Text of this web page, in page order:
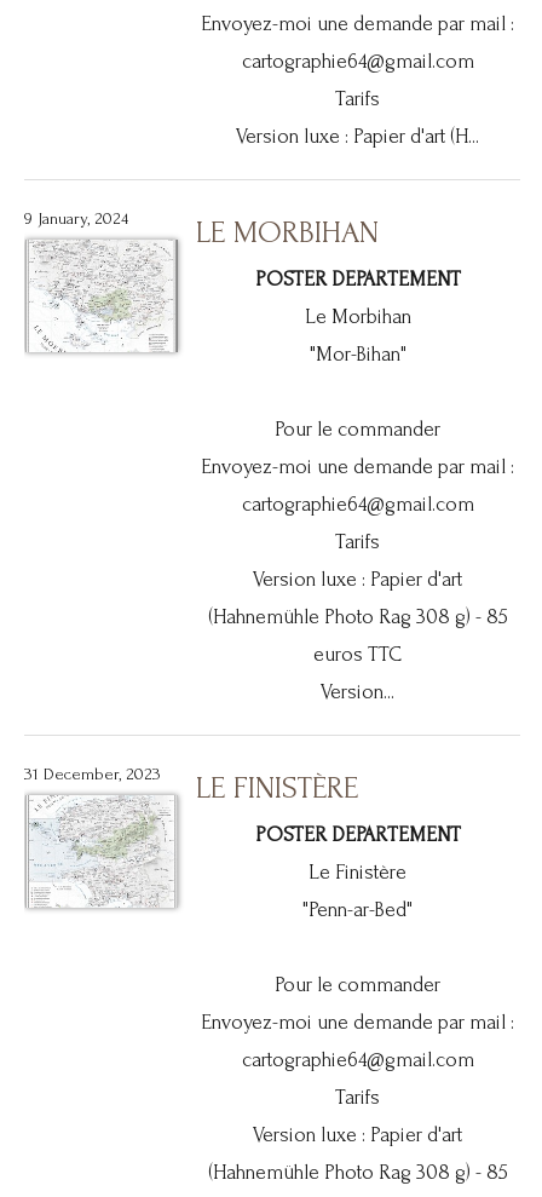
Envoyez-moi une demande par mail :
cartographie64@gmail.com
Tarifs
Version luxe : Papier d'art (H...
9 January, 2024 LE MORBIHAN
POSTER DEPARTEMENT
Le Morbihan
"Mor-Bihan"
Pour le commander
Envoyez-moi une demande par mail :
cartographie64@gmail.com
Tarifs
Version luxe : Papier d'art
(Hahnemühle Photo Rag 308 g) - 85
euros TTC
Version...
31 December, 2023 LE FINISTÈRE
POSTER DEPARTEMENT
Le Finistère
"Penn-ar-Bed"
Pour le commander
Envoyez-moi une demande par mail :
cartographie64@gmail.com
Tarifs
Version luxe : Papier d'art
(Hahnemühle Photo Rag 308 g) - 85